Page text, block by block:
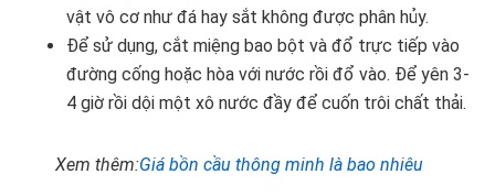
vật vô cơ như đá hay sắt không được phân hủy.
Để sử dụng, cắt miệng bao bột và đổ trực tiếp vào
đường cống hoặc hòa với nước rồi đổ vào. Để yên 3-
4 giờ rồi dội một xô nước đầy để cuốn trôi chất thải.
Xem thêm:Giá bồn cầu thông minh là bao nhiêu